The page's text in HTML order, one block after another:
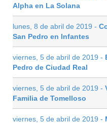
Alpha en La Solana
lunes, 8 de abril de 2019 -
San Pedro en Infantes
viernes, 5 de abril de 2019 -
Pedro de Ciudad Real
viernes, 5 de abril de 2019 -
Familia de Tomelloso
viernes, 5 de abril de 2019 -